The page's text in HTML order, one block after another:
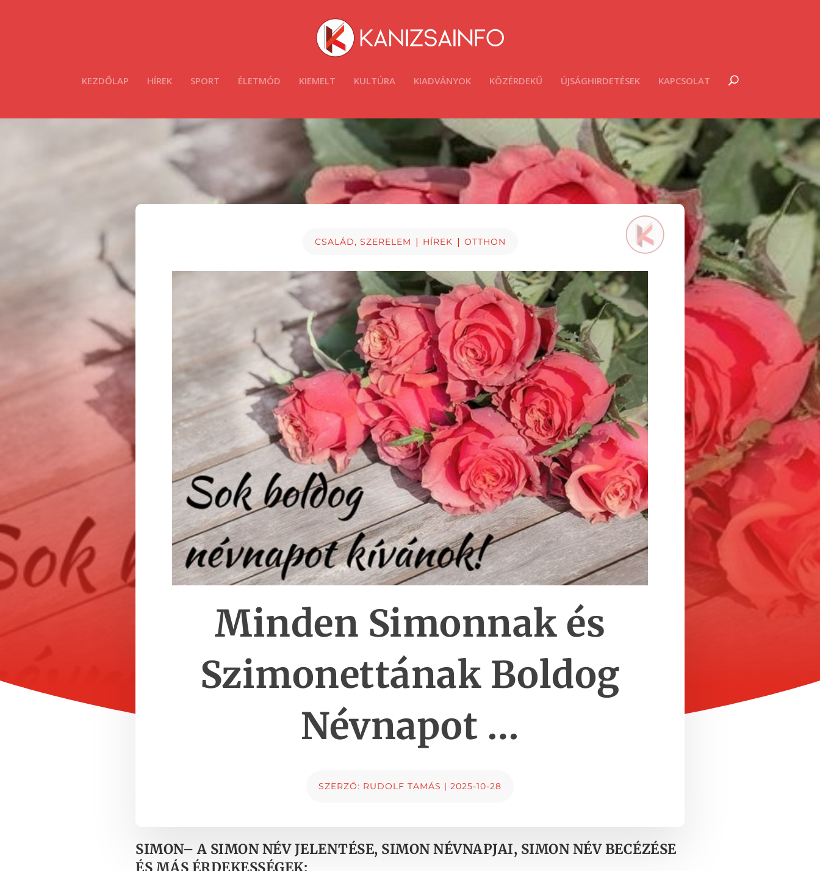
KEZDŐLAP HÍREK SPORT ÉLETMÓD KIEMELT KULTÚRA KIADVÁNYOK KÖZÉRDEKŰ ÚJSÁGHIRDETÉSEK KAPCSOLAT
CSALÁD, SZERELEM | HÍREK | OTTHON
Minden Simonnak és
Szimonettának Boldog
Névnapot …
SZERZŐ: RUDOLF TAMÁS | 2025-10-28
SIMON– A SIMON NÉV JELENTÉSE, SIMON NÉVNAPJAI, SIMON NÉV BECÉZÉSE
ÉS MÁS ÉRDEKESSÉGEK: